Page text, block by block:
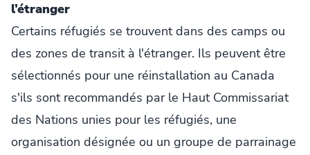
l’étranger
Certains réfugiés se trouvent dans des camps ou
des zones de transit à l'étranger. Ils peuvent être
sélectionnés pour une réinstallation au Canada
s'ils sont recommandés par le Haut Commissariat
des Nations unies pour les réfugiés, une
organisation désignée ou un groupe de parrainage